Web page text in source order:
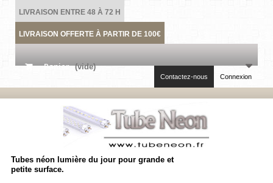
LIVRAISON ENTRE 48 À 72 H
LIVRAISON OFFERTE À PARTIR DE 100€
Panier (vide)
Connexion
Contactez-nous
Tubes néon lumière du jour pour grande et
petite surface.